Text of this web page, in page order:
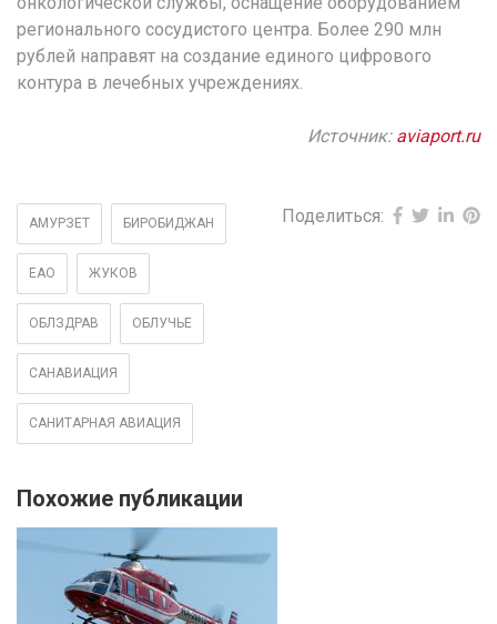
регионального сосудистого центра. Более 290 млн
рублей направят на создание единого цифрового
контура в лечебных учреждениях.
Источник: aviaport.ru
АМУРЗЕТ БИРОБИДЖАН
ЕАО ЖУКОВ
ОБЛЗДРАВ ОБЛУЧЬЕ
САНАВИАЦИЯ
САНИТАРНАЯ АВИАЦИЯ
Поделиться:
Похожие публикации